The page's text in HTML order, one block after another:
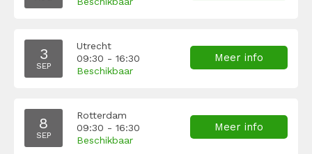
3
SEP
Utrecht
09:30 - 16:30
Beschikbaar
Meer info
8
SEP
Rotterdam
09:30 - 16:30
Beschikbaar
Meer info